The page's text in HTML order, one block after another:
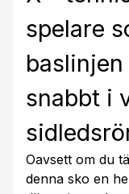
spelare
snabbt i
Oavsett om du
denna sko en